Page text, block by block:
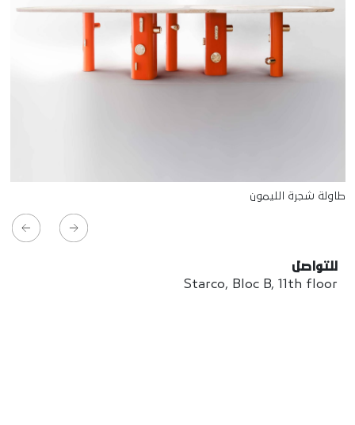
طاولة شجرة الليمون
للتواصل
Starco, Bloc B, 11th floor